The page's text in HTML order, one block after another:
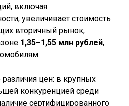
включая
увеличивает стоимость
вторичный рынок,
1,35–1,55 млн рублей,
цен: в крупных
конкуренцией среди
сертифицированного